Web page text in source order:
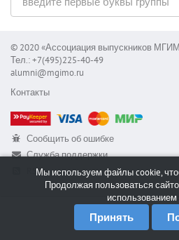
© 2020 «Ассоциация выпускников
Тел.: +7(495)225-40-49
alumni@mgimo.ru
Контакты
Сообщить об ошибке
Служба поддержки
RSSМы используем файлы cookie,
Продолжая пользоваться
использованием
Принять